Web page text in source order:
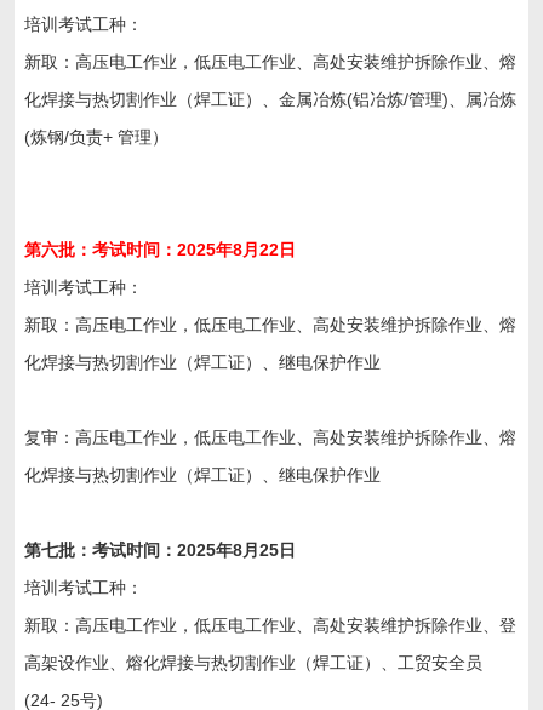
培训考试工种：
新取：高压电工作业，低压电工作业、高处安装维护拆除作业、熔
化焊接与热切割作业（焊工证）、金属冶炼(铝冶炼/管理)、属冶炼
(炼钢/负责+ 管理）
第六批：考试时间：2025年8月22日
培训考试工种：
新取：高压电工作业，低压电工作业、高处安装维护拆除作业、熔
化焊接与热切割作业（焊工证）、继电保护作业
复审：高压电工作业，低压电工作业、高处安装维护拆除作业、熔
化焊接与热切割作业（焊工证）、继电保护作业
第七批：考试时间：2025年8月25日
培训考试工种：
新取：高压电工作业，低压电工作业、高处安装维护拆除作业、登
高架设作业、熔化焊接与热切割作业（焊工证）、工贸安全员
(24- 25号)